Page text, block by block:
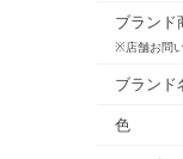
ブランド
※店舗お問
ブランド
色